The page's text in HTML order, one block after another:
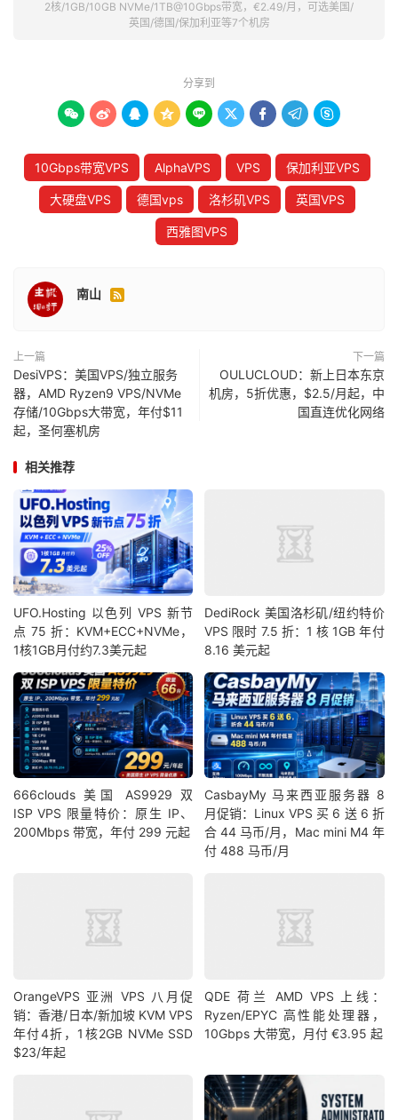
2核/1GB/10GB NVMe/1TB@10Gbps带宽，€2.49/月，可选美国/
英国/德国/保加利亚等7个机房
分享到
        
10Gbps带宽VPS AlphaVPS VPS 保加利亚VPS
大硬盘VPS 德国vps 洛杉矶VPS 英国VPS
西雅图VPS
南山 
上一篇
DesiVPS：美国VPS/独立服务
器，AMD Ryzen9 VPS/NVMe
存储/10Gbps大带宽，年付$11
起，圣何塞机房
下一篇
OULUCLOUD：新上日本东京
机房，5折优惠，$2.5/月起，中
国直连优化网络
相关推荐
UFO.Hosting 以色列 VPS 新节
点 75 折：KVM+ECC+NVMe，
1核1GB月付约7.3美元起
DediRock 美国洛杉矶/纽约特价
VPS 限时 7.5 折：1 核 1GB 年付
8.16 美元起
666clouds 美国 AS9929 双
ISP VPS 限量特价：原生 IP、
200Mbps 带宽，年付 299 元起
CasbayMy 马来西亚服务器 8
月促销：Linux VPS 买 6 送 6 折
合 44 马币/月，Mac mini M4 年
付 488 马币/月
OrangeVPS 亚洲 VPS 八月促
销：香港/日本/新加坡 KVM VPS
年付4折，1核2GB NVMe SSD
$23/年起
QDE 荷兰 AMD VPS 上线：
Ryzen/EPYC 高性能处理器，
10Gbps 大带宽，月付 €3.95 起